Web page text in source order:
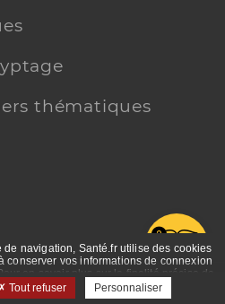
thématiques
de navigation, Santé.fr utilise des cookies
conserver vos informations de connexion
en savoir plus sur la finalité précise de
prendre connaissance de la politique de
des mentions légales.
Tout refuser Personnaliser